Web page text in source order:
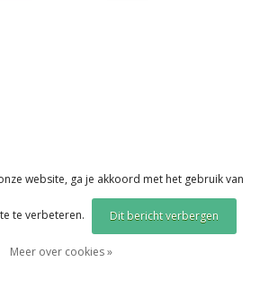
website, ga je akkoord met het gebruik van
te verbeteren. Dit bericht verbergen
Meer over cookies »